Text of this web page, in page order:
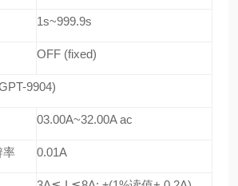
1s~999.9s
OFF (fixed)
9904)
03.00A~32.00A ac
率 0.01A